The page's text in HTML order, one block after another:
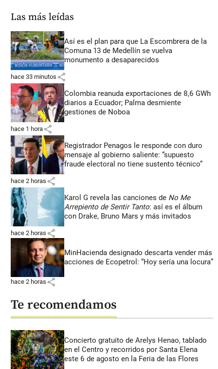
Las más leídas
Así es el plan para que La Escombrera de la
Comuna 13 de Medellín se vuelva
monumento a desaparecidos
hace 33 minutos share
Colombia reanuda exportaciones de 8,6 GWh
diarios a Ecuador; Palma desmiente
gestiones de Noboa
hace 1 hora share
Registrador Penagos le responde con duro
mensaje al gobierno saliente: “supuesto
fraude electoral no tiene sustento técnico”
hace 2 horas share
Karol G revela las canciones de No Me
Arrepiento de Sentir Tanto: así es el álbum
con Drake, Bruno Mars y más invitados
hace 2 horas share
MinHacienda designado descarta vender más
acciones de Ecopetrol: “Hoy sería una locura”
hace 2 horas share
Te recomendamos
Concierto gratuito de Arelys Henao, tablado
en el Centro y recorridos por Santa Elena
este 6 de agosto en la Feria de las Flores